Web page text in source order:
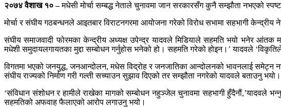
२०७४ वैशाख १० –मधेसी मोर्चा सम्बद्ध नेताले चुनावमा जान सरकारसँग कुनै सम्झौता नभएको
मोर्चा र संघीय गठबन्धनले आइतबार विराटनगरमा आयोजना गरेको विरोध सभामा सहभागी
संघीय समाजवादी फोरमका केन्द्रीय अध्यक्ष उपेन्द्र यादवले मिडियाले सहमति भयो भनेर आंतक
मधेशी समुदायलगायतका मुद्दा सम्बोधन गर्नुहोस भनेको हो। सहमति गरेको होइन।’ यादवले
विगतमा भएको जनयुद्ध, जनआन्दोलन, मधेस विद्रोह र जनजातिका आन्दोलनको भावनलाई समेट्न
संघीय राज्यको निर्माण गरी गल्ती सच्याउन सुझाव दिएको तर सम्झौता नगरेको यादवले बताउनु भयो।
‘संविधान संशोधन र हामीले राखेका मागको सम्बोधन नहुञ्जेल चुनावमा सहभागी हुँदैनौं,’यादवले
सहमतिको अफवाह फैलाएको आरोप लगाउनु भयो।